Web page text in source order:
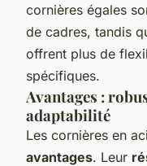
cornières égales
de cadres, tandis
offrent plus de
spécifiques.
Avantages :
adaptabilité
Les cornières en
avantages. Leur